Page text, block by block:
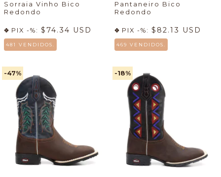
Sorraia Vinho Bico
Redondo
PIX -%: $74.34 USD
481 VENDIDOS.
Pantaneiro Bico
Redondo
PIX -%: $82.13 USD
469 VENDIDOS.
-47% -18%